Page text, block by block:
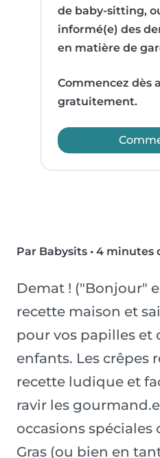
de baby-sitting,
informé(e) des
en matière de
Commencez dès
gratuitement.
Par Babysits • 4 minutes
Demat ! ("Bonjour"
recette maison et
pour vos papilles et
enfants. Les crêpes
recette ludique et
ravir les
occasions spéciales
Gras (ou bien en